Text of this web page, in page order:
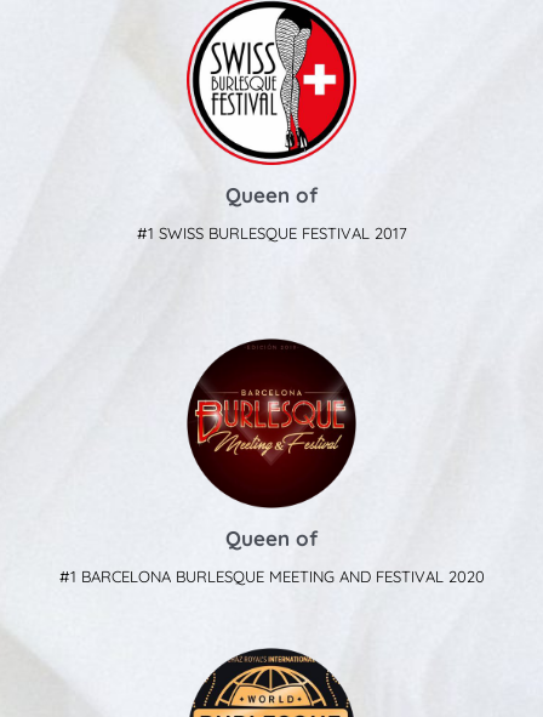
Queen of
#1 SWISS BURLESQUE FESTIVAL 2017
Queen of
#1 BARCELONA BURLESQUE MEETING AND FESTIVAL 2020